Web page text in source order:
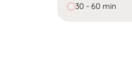
30 - 60 min